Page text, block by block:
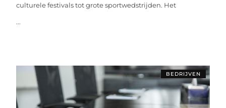
culturele festivals tot grote sportwedstrijden. Het
...
BEDRIJVEN